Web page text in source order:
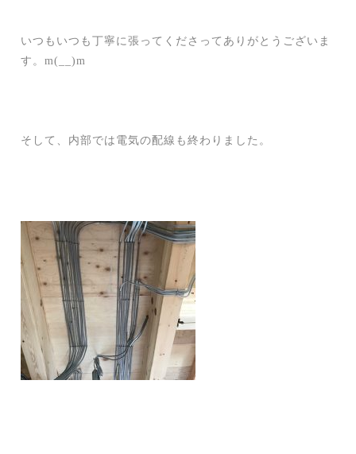
いつもいつも丁寧に張ってくださってありがとうございま
す。m(__)m
そして、内部では電気の配線も終わりました。